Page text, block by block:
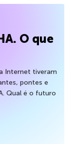
O que
Internet tiveram
pontes e
Qual é o futuro